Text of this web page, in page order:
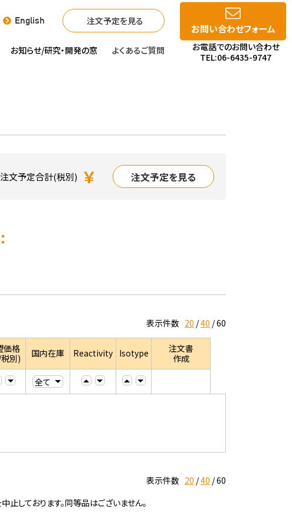
English 注文予定を見る
お知らせ/研究・開発の窓 よくあるご質問
お問い合わせフォーム
お電話でのお問い合わせ
TEL:06-6435-9747
注文予定合計(税別) ￥ 注文予定を見る
表示件数 20 40 60
価格
別)
国内在庫 Reactivity Isotype
注文書
作成
表示件数 20 40 60
しております。同等品はございません。